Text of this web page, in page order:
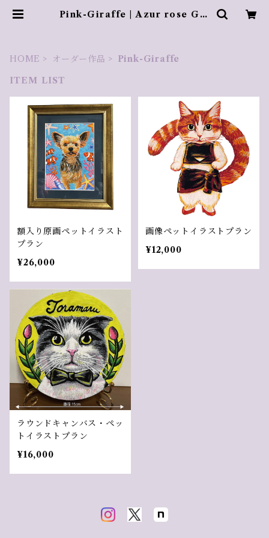
Pink-Giraffe | Azur rose Gal
HOME オーダー作品
Pink-Giraffe
ITEM LIST
額入り原画ペットイラスト
プラン
¥26,000
画像ペットイラストプラン
¥12,000
ラウンドキャンバス・ペッ
トイラストプラン
¥16,000